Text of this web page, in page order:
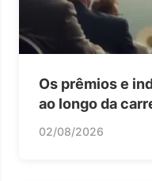
Os prêmios e
ao longo da
02/08/2026